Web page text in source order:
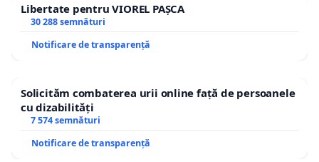
Libertate pentru VIOREL PAȘCA
30 288 semnături
Notificare de transparență
Solicităm combaterea urii online față de persoanele
cu dizabilități
7 574 semnături
Notificare de transparență